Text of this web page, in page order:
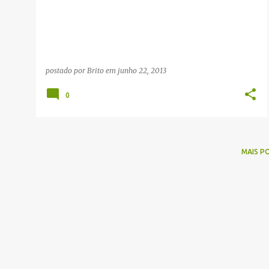
postado por Brito em junho 22, 2013
0
MAIS